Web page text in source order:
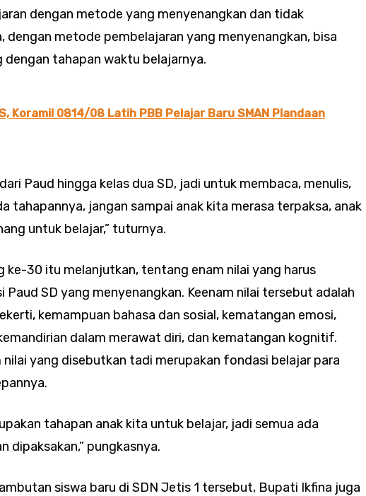
dengan metode yang menyenangkan dan tidak
dengan metode pembelajaran yang menyenangkan, bisa
dengan tahapan waktu belajarnya.
Koramil 0814/08 Latih PBB Pelajar Baru SMAN Plandaan
Paud hingga kelas dua SD, jadi untuk membaca, menulis,
tahapannya, jangan sampai anak kita merasa terpaksa, anak
untuk belajar,” tuturnya.
ke-30 itu melanjutkan, tentang enam nilai yang harus
Paud SD yang menyenangkan. Keenam nilai tersebut adalah
kemampuan bahasa dan sosial, kematangan emosi,
dalam merawat diri, dan kematangan kognitif.
nilai yang disebutkan tadi merupakan fondasi belajar para
tahapan anak kita untuk belajar, jadi semua ada
dipaksakan,” pungkasnya.
siswa baru di SDN Jetis 1 tersebut, Bupati Ikfina juga